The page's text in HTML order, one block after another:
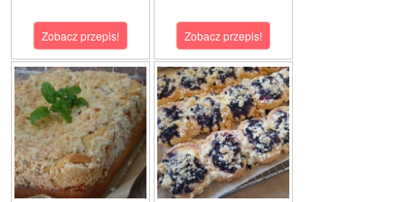
Zobacz przepis! Zobacz przepis!